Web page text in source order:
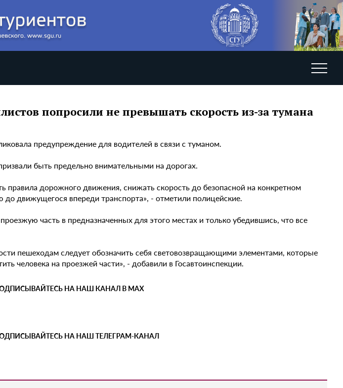
попросили не превышать скорость из-за тумана
предупреждение для водителей в связи с туманом.
быть предельно внимательными на дорогах.
правила дорожного движения, снижать скорость до безопасной на конкретном
до движущегося впереди транспорта», - отметили полицейские.
часть в предназначенных для этого местах и только убедившись, что все
пешеходам следует обозначить себя световозвращающими элементами, которые
человека на проезжей части», - добавили в Госавтоинспекции.
НА НАШ КАНАЛ В MAX
НА НАШ ТЕЛЕГРАМ-КАНАЛ